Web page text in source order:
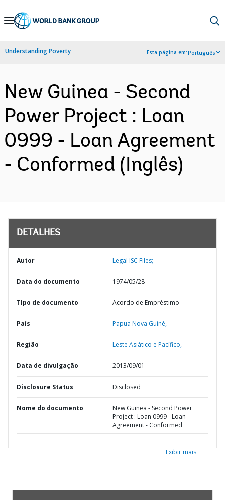
Skip
Navigation
Understanding Poverty Esta página em:Português
New Guinea - Second
Power Project : Loan
0999 - Loan Agreement
- Conformed (Inglês)
DETALHES
Autor Legal ISC Files;
Data do documento 1974/05/28
TIpo de documento Acordo de Empréstimo
País Papua Nova Guiné,
Região Leste Asiático e Pacífico,
Data de divulgação 2013/09/01
Disclosure Status Disclosed
Nome do documento
New Guinea - Second Power
Project : Loan 0999 - Loan
Agreement - Conformed
Exibir mais